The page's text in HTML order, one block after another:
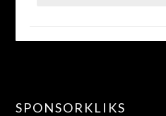
SPONSORKLIKS